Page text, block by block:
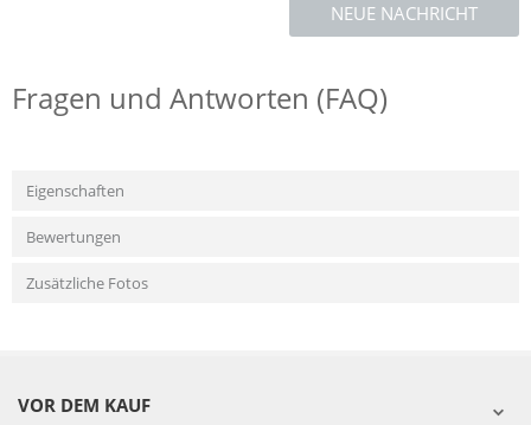
NEUE NACHRICHT
Fragen und Antworten (FAQ)
Eigenschaften
Bewertungen
Zusätzliche Fotos
VOR DEM KAUF